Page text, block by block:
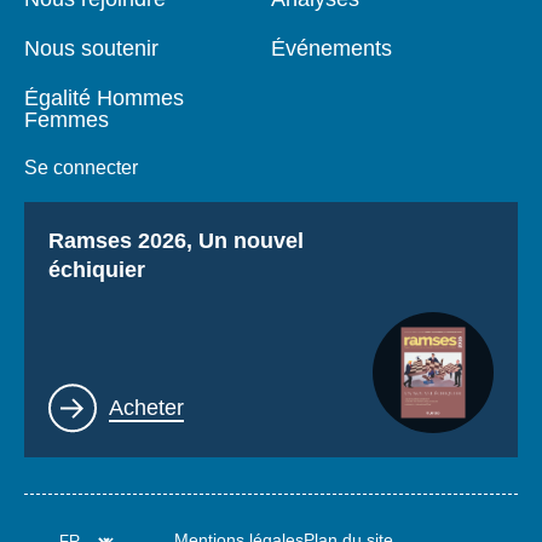
Nous soutenir
Égalité Hommes
Femmes
Se connecter
Événements
Titre
Ramses 2026, Un nouvel
échiquier
Lien
Acheter